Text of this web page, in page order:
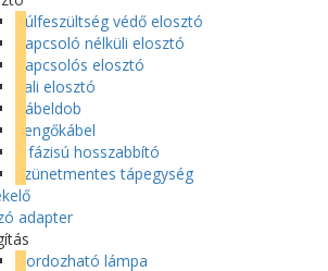
Túlfeszültség védő elosztó
Kapcsoló nélküli elosztó
Kapcsolós elosztó
Fali elosztó
Kábeldob
Lengőkábel
3 fázisú hosszabbító
Szünetmentes tápegység
adapter
Hordozható lámpa